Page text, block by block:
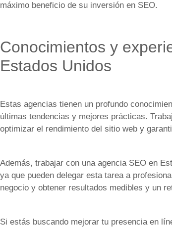
máximo beneficio de su inversión en SEO.
Conocimientos y
Estados Unidos
Estas agencias tienen un profundo
últimas tendencias y mejores prácticas.
optimizar el rendimiento del sitio web y
Además, trabajar con una agencia SEO en
ya que pueden delegar esta tarea a
negocio y obtener resultados medibles y un
Si estás buscando mejorar tu presencia en